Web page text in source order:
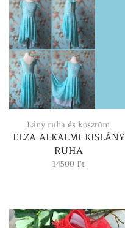
Lány ruha és kosztüm
ELZA ALKALMI KISLÁNY
RUHA
14500 Ft